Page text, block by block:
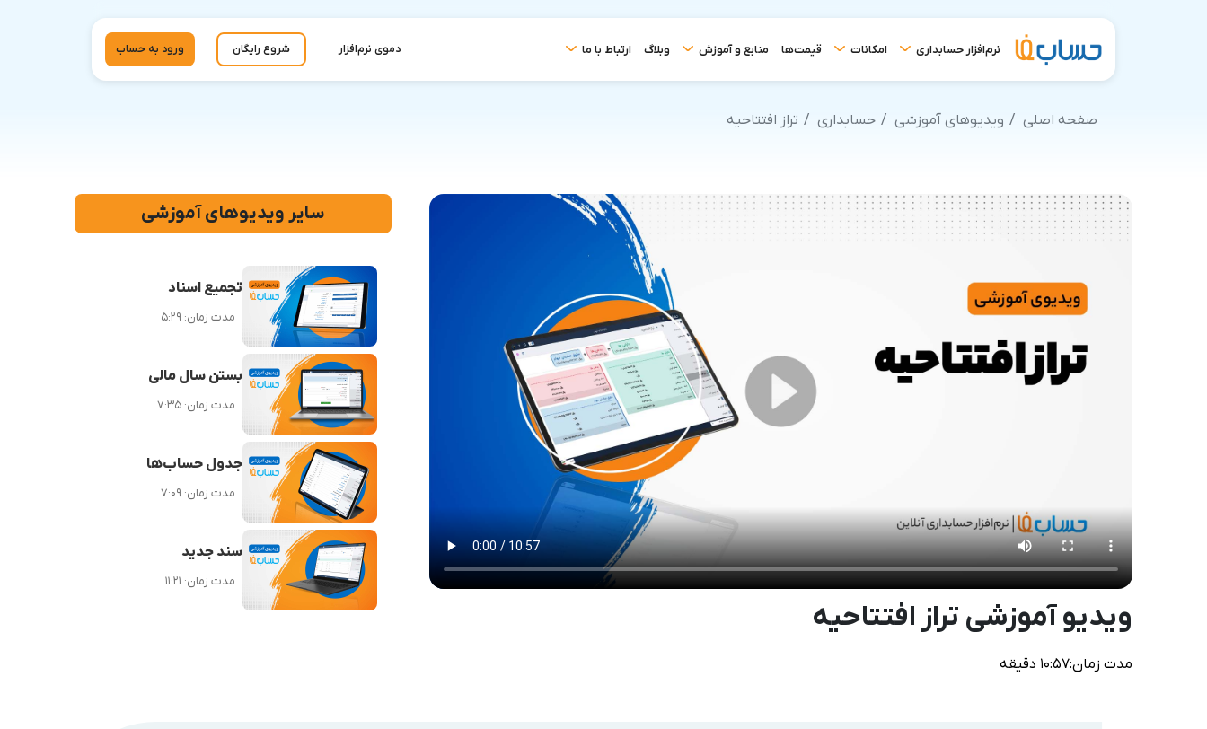
نرم‌افزار حسابداری امکانات قیمت‌ها منابع و آموزش وبلاگ ارتباط با ما دموی نرم‌افزار شروع رایگان ورود به حساب
صفحه اصلی ویدیوهای آموزشی حسابداری تراز افتتاحیه
ویدیو آموزشی تراز افتتاحیه
مدت زمان:۱۰:۵۷ دقیقه
سایر ویدیوهای آموزشی
تجمیع اسناد
مدت زمان: ۵:۲۹
بستن سال مالی
مدت زمان: ۷:۳۵
جدول حساب‌ها
مدت زمان: ۷:۰۹
سند جدید
مدت زمان: ۱۱:۲۱